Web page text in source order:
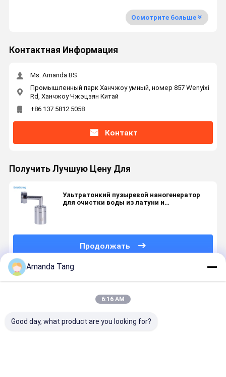
Осмотрите больше
Контактная Информация
Ms. Amanda BS
Промышленный парк Ханчжоу умный, номер 857 Wenyixi
Rd, Ханчжоу Чжэцзян Китай
+86 137 5812 5058
Контакт
Получить Лучшую Цену Для
Ультратонкий пузыревой наногенератор
для очистки воды из латуни и
Продолжать
Порекомендованные Продукты
Amanda Tang
6:16 AM
Good day, what product are you looking for?